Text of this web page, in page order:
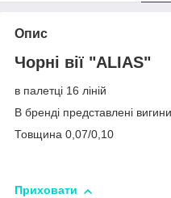
Опис
Чорні вії "ALIAS"
в палетці 16 ліній
В бренді представлені
Товщина 0,07/0,10
Приховати